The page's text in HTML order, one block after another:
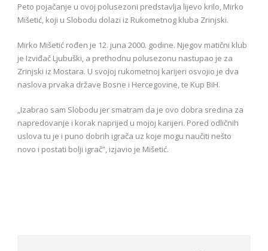
Peto pojačanje u ovoj polusezoni predstavlja lijevo krilo, Mirko
Mišetić, koji u Slobodu dolazi iz Rukometnog kluba Zrinjski.
Mirko Mišetić rođen je 12. juna 2000. godine. Njegov matični klub
je Izviđač Ljubuški, a prethodnu polusezonu nastupao je za
Zrinjski iz Mostara. U svojoj rukometnoj karijeri osvojio je dva
naslova prvaka države Bosne i Hercegovine, te Kup BiH.
„Izabrao sam Slobodu jer smatram da je ovo dobra sredina za
napredovanje i korak naprijed u mojoj karijeri. Pored odličnih
uslova tu je i puno dobrih igrača uz koje mogu naučiti nešto
novo i postati bolji igrač”, izjavio je Mišetić.